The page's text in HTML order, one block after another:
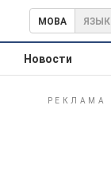
МОВА ЯЗЫК
Новости